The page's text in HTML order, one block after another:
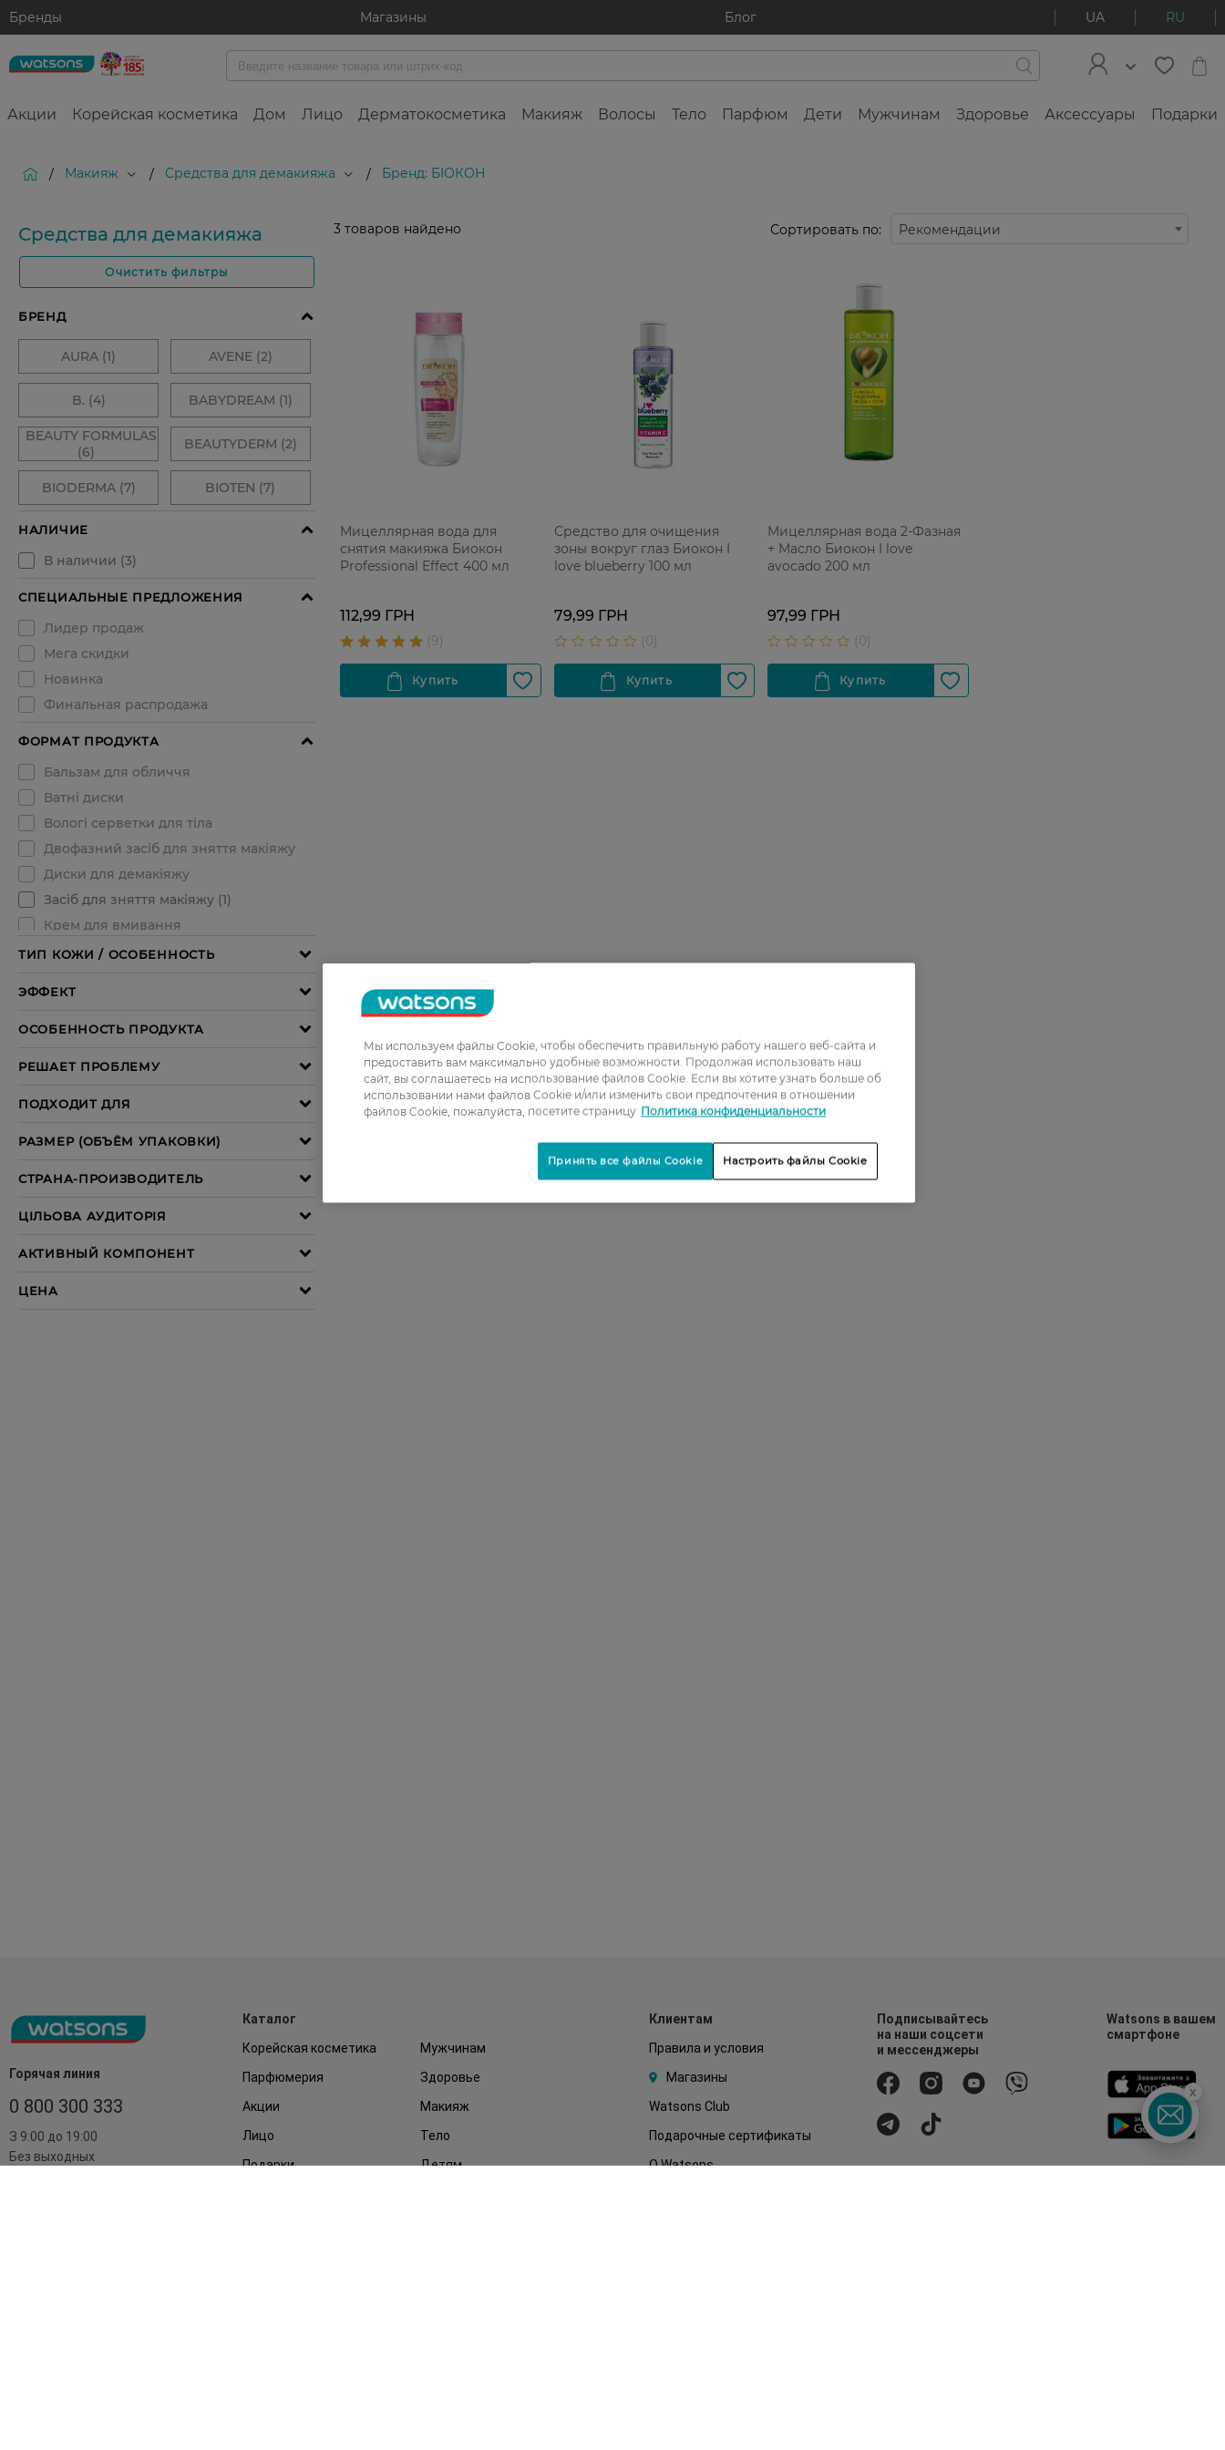
Бренды Магазины Блог UA RU
Акции Корейская косметика Дом Лицо Дерматокосметика Макияж Волосы Тело Парфюм Дети Мужчинам Здоровье Аксессуары Подарки
/ Макияж / Средства для демакияжа / Бренд: БІОКОН
Средства для демакияжа
Очистить фильтры
3 товаров найдено Сортировать по: Рекомендации
Мицеллярная вода для
снятия макияжа Биокон
Professional Effect 400 мл
112,99 ГРН
Средство для очищения
зоны вокруг глаз Биокон I
love blueberry 100 мл
79,99 ГРН
Мицеллярная вода 2-Фазная
+ Масло Биокон I love
avocado 200 мл
97,99 ГРН
Горячая линия
0 800 300 333
З 9:00 до 19:00
Без выходных
Каталог
Корейская косметика
Мужчинам
Парфюмерия
Здоровье
Акции
Макияж
Лицо
Тело
Подарки
Детям
Клиентам
Правила и условия
Магазины
Watsons Club
Подарочные сертификаты
О Watsons
Подписывайтесь
на наши соцсети
и мессенджеры
Watsons в вашем
смартфоне
x
Мы используем файлы Cookie, чтобы обеспечить правильную работу нашего веб-сайта и
предоставить вам максимально удобные возможности. Продолжая использовать наш
сайт, вы соглашаетесь на использование файлов Cookie. Если вы хотите узнать больше об
использовании нами файлов Cookie и/или изменить свои предпочтения в отношении
файлов Cookie, пожалуйста, посетите страницу Политика конфиденциальности
Настроить файлы Cookie
Принять все файлы Cookie